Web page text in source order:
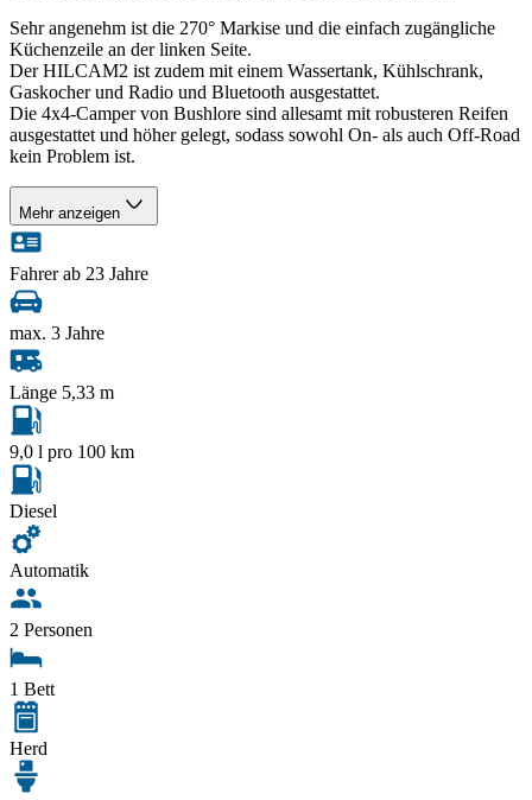
Sehr angenehm ist die 270° Markise und die einfach zugängliche
Küchenzeile an der linken Seite.
Der HILCAM2 ist zudem mit einem Wassertank, Kühlschrank,
Gaskocher und Radio und Bluetooth ausgestattet.
Die 4x4-Camper von Bushlore sind allesamt mit robusteren Reifen
ausgestattet und höher gelegt, sodass sowohl On- als auch Off-Road
kein Problem ist.
Mehr anzeigen
Fahrer ab 23 Jahre
max. 3 Jahre
Länge 5,33 m
9,0 l pro 100 km
Diesel
Automatik
2 Personen
1 Bett
Herd